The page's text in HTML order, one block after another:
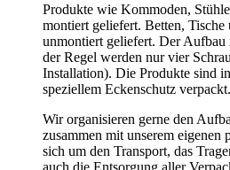
Produkte wie Kommoden,
montiert geliefert. Betten,
unmontiert geliefert. Der Aufbau
der Regel werden nur vier
Installation). Die Produkte sind
speziellem Eckenschutz verpackt.
Wir organisieren gerne den
zusammen mit unserem eigenen
sich um den Transport, das
auch die Entsorgung aller